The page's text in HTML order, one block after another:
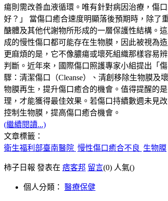
瘍則需改善血液循環。唯有針對病因治療，傷
好？」 當傷口癒合速度明顯落後預期時，除了
醣體及其他代謝物所形成的一層保護性結構。
成的慢性傷口都可能存在生物膜，因此被視為
更麻煩的是，它不像膿瘍或壞死組織那樣容易
判斷。近年來，國際傷口照護專家小組提出「
驟：清潔傷口（Cleanse）、清創移除生物膜及
物膜再生，提升傷口癒合的機會。值得提醒的
理，才能獲得最佳效果。若傷口持續數週未見
控制生物膜，提高傷口癒合機會。
(繼續閱讀...)
文章標籤：
衛生福利部臺南醫院 慢性傷口癒合不良 生物膜
柿子日報 發表在 痞客邦 留言(0) 人氣()
個人分類： 醫療保健